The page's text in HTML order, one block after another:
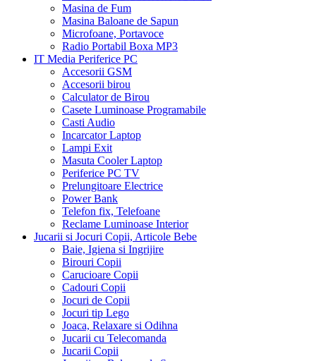
Masina de Fum
Masina Baloane de Sapun
Microfoane, Portavoce
Radio Portabil Boxa MP3
IT Media Periferice PC
Accesorii GSM
Accesorii birou
Calculator de Birou
Casete Luminoase Programabile
Casti Audio
Incarcator Laptop
Lampi Exit
Masuta Cooler Laptop
Periferice PC TV
Prelungitoare Electrice
Power Bank
Telefon fix, Telefoane
Reclame Luminoase Interior
Jucarii si Jocuri Copii, Articole Bebe
Baie, Igiena si Ingrijire
Birouri Copii
Carucioare Copii
Cadouri Copii
Jocuri de Copii
Jocuri tip Lego
Joaca, Relaxare si Odihna
Jucarii cu Telecomanda
Jucarii Copii